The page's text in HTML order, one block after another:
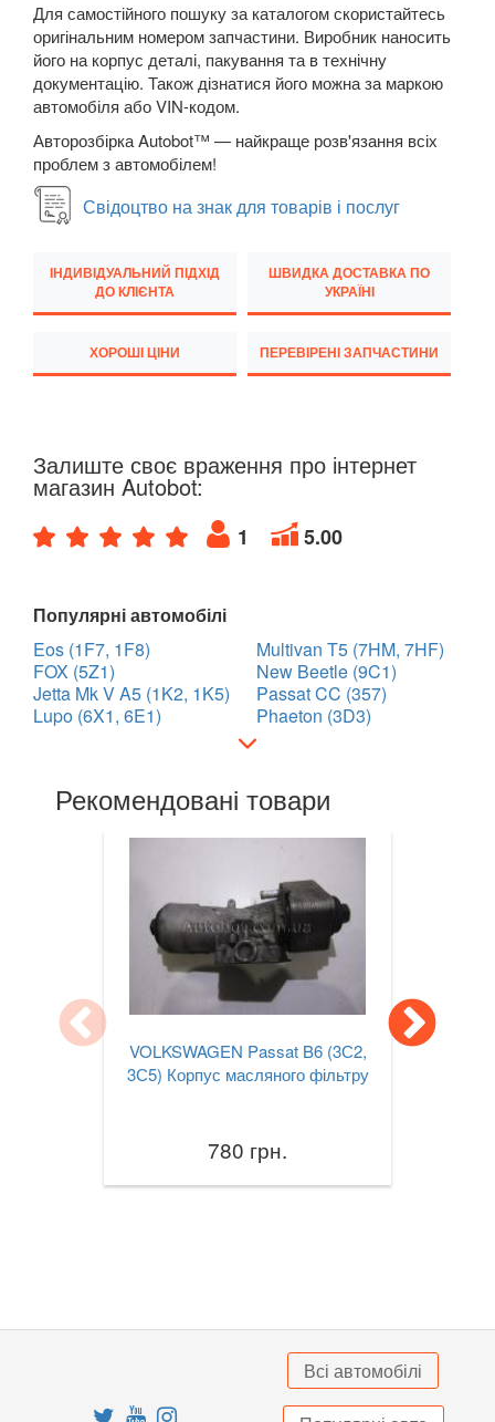
Eos (1F7, 1F8)
FOX (5Z1)
Golf V (1K1)
Golf V Variant (1K5)
Golf V Plus (5М1)
Golf VI (5K1)
Golf VI Cabrio (517)
Golf VI Variant (AJ5)
Golf VII Variant (BA5)
Golf VII Sportsvan
ID.3
ID.4
ID.6
Jetta Mk VI A6 (5C6)
Jetta Mk VII A7
Lupo (6X1, 6E1)
Multivan T5 (7HM, 7HF)
Passat B6 (3С2, 3С5)
Passat B8 (3G2, 3G5)
Phaeton (3D1)
Для самостійного пошуку за каталогом скористайтесь
оригінальним номером запчастини. Виробник наносить
його на корпус деталі, пакування та в технічну
документацію. Також дізнатися його можна за маркою
автомобіля або VIN-кодом.
Авторозбірка Autobot™ — найкраще розв'язання всіх
проблем з автомобілем!
Свідоцтво на знак для товарів і послуг
ІНДИВІДУАЛЬНИЙ ПІДХІД
ДО КЛІЄНТА
ШВИДКА ДОСТАВКА ПО
УКРАЇНІ
ХОРОШІ ЦІНИ ПЕРЕВІРЕНІ ЗАПЧАСТИНИ
Залиште своє враження про інтернет
магазин Autobot:
1 5.00
Популярні автомобілі
Eos (1F7, 1F8)
FOX (5Z1)
Jetta Mk V A5 (1K2, 1K5)
Lupo (6X1, 6E1)
Multivan T5 (7HM, 7HF)
New Beetle (9C1)
Passat CC (357)
Phaeton (3D3)
Рекомендовані товари
VOLKSWAGEN Passat B6 (3С2,
3С5) Корпус масляного фільтру
780 грн.
Всі автомобілі